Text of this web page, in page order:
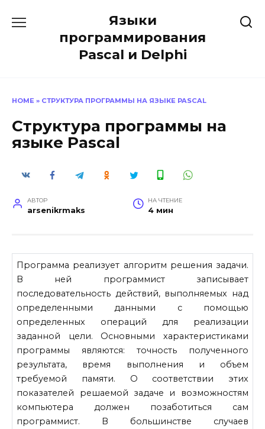
содержанию
Языки
программирования
Pascal и Delphi
HOME » СТРУКТУРА ПРОГРАММЫ НА ЯЗЫКЕ PASCAL
Структура программы на
языке Pascal
АВТОР
arsenikrmaks
НА ЧТЕНИЕ
4 мин
Программа реализует алгоритм решения задачи.
В ней программист записывает
последовательность действий, выполняемых над
определенными данными с помощью
определенных операций для реализации
заданной цели. Основными характеристиками
программы являются: точность полученного
результата, время выполнения и объем
требуемой памяти. О соответствии этих
показателей решаемой задаче и возможностям
компьютера должен позаботиться сам
программист. В большинстве случаев